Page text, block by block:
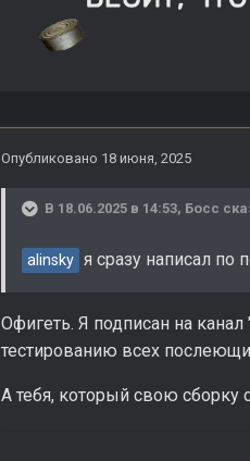
Опубликовано 18 июня, 2025
В 18.06.2025 в 14:53, Босс
alinsky я сразу написал
Офигеть. Я подписан на
тестированию всех
А тебя, который свою сборку